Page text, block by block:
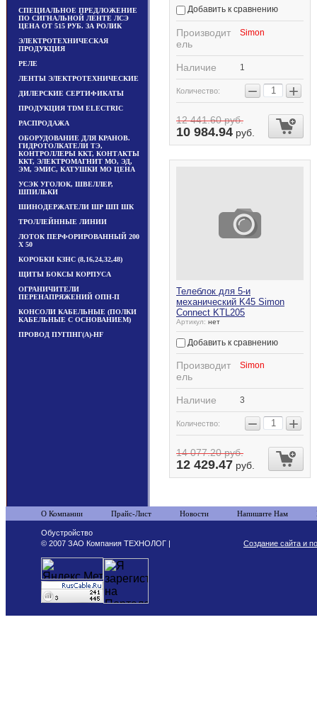
СПЕЦИАЛЬНОЕ ПРЕДЛОЖЕНИЕ
ПО СИГНАЛЬНОЙ ЛЕНТЕ ЛСЭ
ЦЕНА ОТ 515 РУБ. ЗА РОЛИК
ЭЛЕКТРОТЕХНИЧЕСКАЯ
ПРОДУКЦИЯ
РЕЛЕ
ЛЕНТЫ ЭЛЕКТРОТЕХНИЧЕСКИЕ
ДИЛЕРСКИЕ СЕРТИФИКАТЫ
ПРОДУКЦИЯ TDM ЕLECTRIC
РАСПРОДАЖА
ОБОРУДОВАНИЕ ДЛЯ КРАНОВ.
ГИДРОТОЛКАТЕЛИ ТЭ,
КОНТРОЛЛЕРЫ ККТ, КОНТАКТЫ
ККТ, ЭЛЕКТРОМАГНИТ МО, ЭД,
ЭМ, ЭМИС, КАТУШКИ МО ЦЕНА
УСЭК УГОЛОК, ШВЕЛЛЕР,
ШПИЛЬКИ
ШИНОДЕРЖАТЕЛИ ШР ШП ШК
ТРОЛЛЕЙННЫЕ ЛИНИИ
ЛОТОК ПЕРФОРИРОВАННЫЙ 200
Х 50
КОРОБКИ КЗНС (8,16,24,32,48)
ЩИТЫ БОКСЫ КОРПУСА
ОГРАНИЧИТЕЛИ
ПЕРЕНАПРЯЖЕНИЙ ОПН-П
КОНСОЛИ КАБЕЛЬНЫЕ (ПОЛКИ
КАБЕЛЬНЫЕ С ОСНОВАНИЕМ)
ПРОВОД ПУГПНГ(А)-HF
Добавить к сравнению
Производит
ель
Simon
Наличие 1
Количество: − +
12 441.60руб.
10 984.94 руб.
Телеблок для 5-и
механический K45 Simon
Connect KTL205
Артикул: нет
Добавить к сравнению
Производит
ель
Simon
Наличие 3
Количество: − +
14 077.20руб.
12 429.47 руб.
О Компании Прайс-Лист Новости Напишите Нам
Обустройство
© 2007 ЗАО Компания ТЕХНОЛОГ |
Создание сайта и